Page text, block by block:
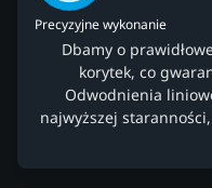
Precyzyjne wykonanie
Dbamy o
korytek, co
Odwodnienia
najwyższej